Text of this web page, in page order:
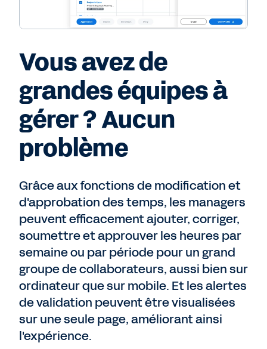
Vous avez de
grandes équipes à
gérer ? Aucun
problème
Grâce aux fonctions de modification et
d'approbation des temps, les managers
peuvent efficacement ajouter, corriger,
soumettre et approuver les heures par
semaine ou par période pour un grand
groupe de collaborateurs, aussi bien sur
ordinateur que sur mobile. Et les alertes
de validation peuvent être visualisées
sur une seule page, améliorant ainsi
l'expérience.